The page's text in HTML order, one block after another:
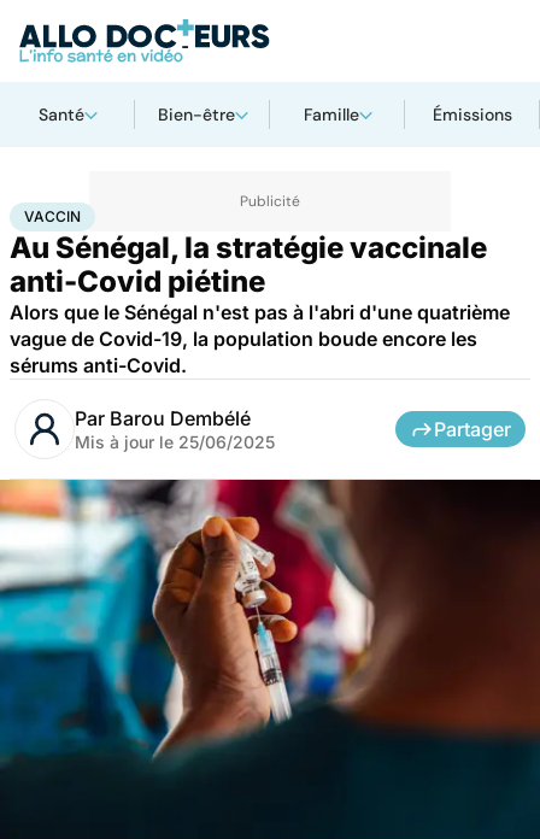
Santé Bien-être Famille Émissions
AccueilSanté Vaccin
VACCIN
Au Sénégal, la stratégie vaccinale
anti-Covid piétine
Alors que le Sénégal n'est pas à l'abri d'une quatrième
vague de Covid-19, la population boude encore les
sérums anti-Covid.
Par Barou Dembélé
Mis à jour le 25/06/2025
Partager